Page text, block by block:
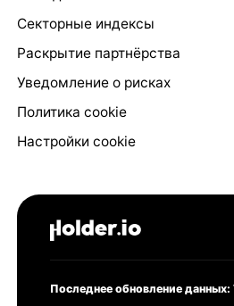
Секторные индексы
Раскрытие партнёрства
Уведомление о рисках
Политика cookie
Настройки cookie
Последнее обновление данных: